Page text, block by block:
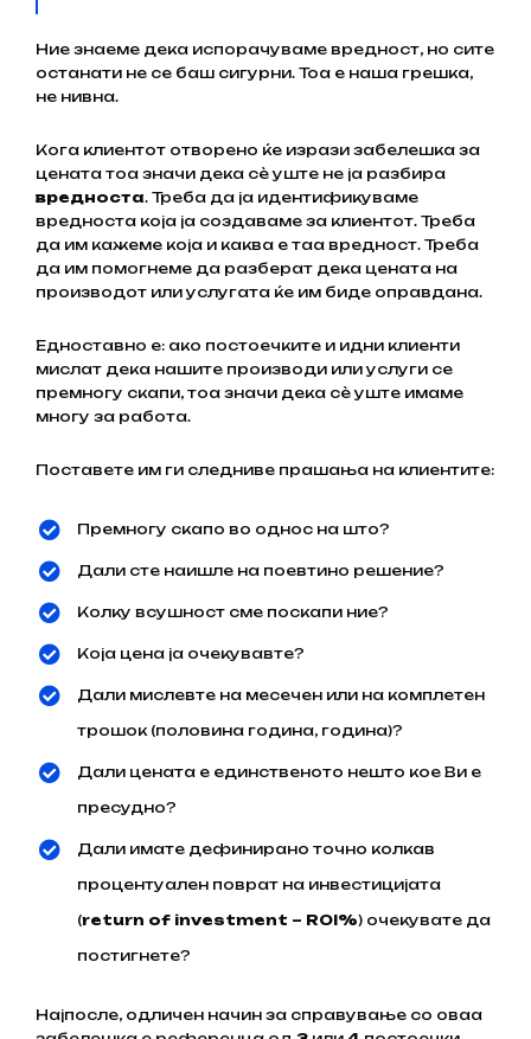
Ние знаеме дека испорачуваме вредност, но сите
останати не се баш сигурни. Тоа е наша грешка,
не нивна.
Кога клиентот отворено ќе изрази забелешка за
цената тоа значи дека сѐ уште не ја разбира
вредноста. Треба да ја идентификуваме
вредноста која ја создаваме за клиентот. Треба
да им кажеме која и каква е таа вредност. Треба
да им помогнеме да разберат дека цената на
производот или услугата ќе им биде оправдана.
Едноставно е: ако постоечките и идни клиенти
мислат дека нашите производи или услуги се
премногу скапи, тоа значи дека сѐ уште имаме
многу за работа.
Поставете им ги следниве прашања на клиентите:
Премногу скапо во однос на што?
Дали сте наишле на поевтино решение?
Колку всушност сме поскапи ние?
Која цена ја очекувавте?
Дали мислевте на месечен или на комплетен
трошок (половина година, година)?
Дали цената е единственото нешто кое Ви е
пресудно?
Дали имате дефинирано точно колкав
процентуален поврат на инвестицијата
(return of investment – ROI%) очекувате да
постигнете?
Најпосле, одличен начин за справување со оваа